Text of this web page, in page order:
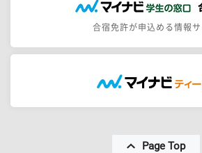
合宿免許が申込める情報サ
Page Top